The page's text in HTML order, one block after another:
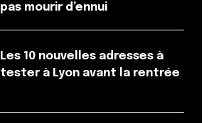
pas mourir d’ennui
Les 10 nouvelles adresses à
tester à Lyon avant la rentrée